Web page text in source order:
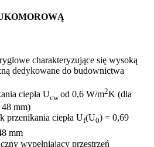
charakteryzujące się wysoką
dedykowane do budownictwa
ciepła Ucwod 0,6 W/m2K (dla
48 mm)
przenikania ciepła Uf(U0) = 0,69
mm
wypełniający przestrzeń